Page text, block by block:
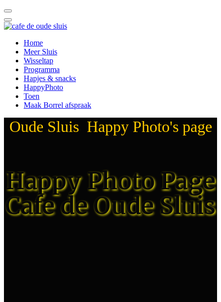
Home
Meer Sluis
Wisseltap
Programma
Hapjes & snacks
HappyPhoto
Toen
Maak Borrel afspraak
Oude Sluis Happy Photo's page
Happy Photo Page
Cafe de Oude Sluis